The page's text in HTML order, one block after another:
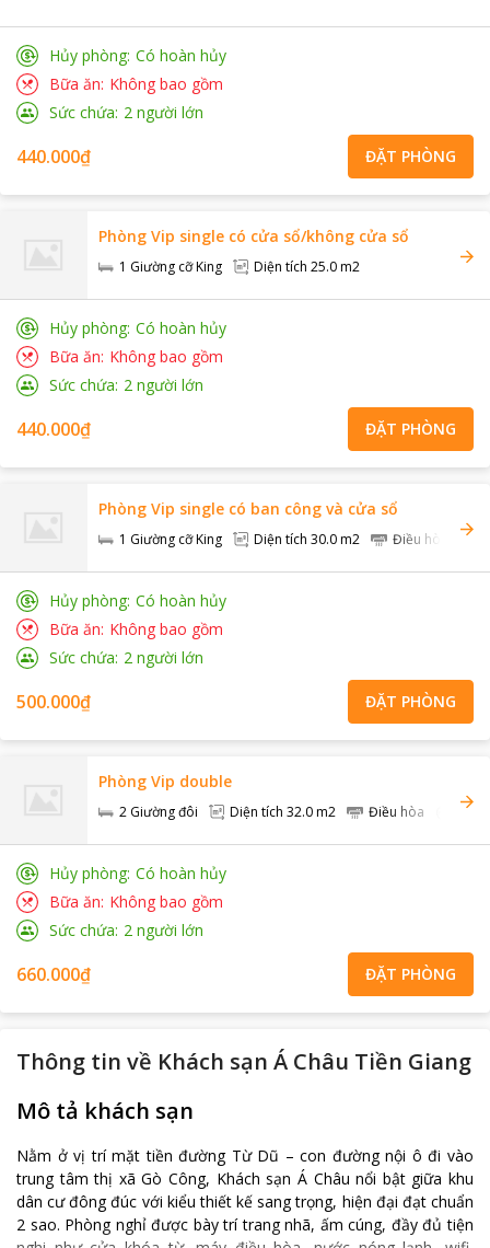
Hủy phòng Có hoàn hủy
Bữa ăn Không bao gồm
Sức chứa 2 người lớn
440.000₫ ĐẶT PHÒNG
Phòng Vip single có cửa sổ/không cửa sổ
1 Giường cỡ King Diện tích 25.0 m2
Hủy phòng Có hoàn hủy
Bữa ăn Không bao gồm
Sức chứa 2 người lớn
440.000₫ ĐẶT PHÒNG
Phòng Vip single có ban công và cửa sổ
1 Giường cỡ King Diện tích 30.0 m2 Điều hòa
Hủy phòng Có hoàn hủy
Bữa ăn Không bao gồm
Sức chứa 2 người lớn
500.000₫ ĐẶT PHÒNG
Phòng Vip double
2 Giường đôi Diện tích 32.0 m2 Điều hòa
Hủy phòng Có hoàn hủy
Bữa ăn Không bao gồm
Sức chứa 2 người lớn
660.000₫ ĐẶT PHÒNG
Thông tin về Khách sạn Á Châu Tiền Giang
Mô tả khách sạn
Nằm ở vị trí mặt tiền đường Từ Dũ – con đường nội ô đi vào
trung tâm thị xã Gò Công, Khách sạn Á Châu nổi bật giữa khu
dân cư đông đúc với kiểu thiết kế sang trọng, hiện đại đạt chuẩn
2 sao. Phòng nghỉ được bày trí trang nhã, ấm cúng, đầy đủ tiện